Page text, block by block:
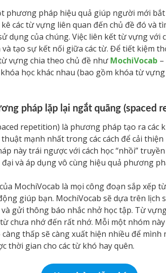
phương pháp hiệu quả giúp người mới
các từ vựng liên quan đến chủ đề đó và
dụng của chúng. Việc liên kết từ vựng với
tạo sự kết nối giữa các từ. Để tiết kiệm
vựng chia theo chủ đề như MochiVocab
học khác nhau (bao gồm khóa từ
pháp lặp lại ngắt quãng (spaced
repetition) là phương pháp tạo ra các
mạnh nhất trong các cách để cải
này trái ngược với cách học “nhồi”
đại và áp dụng vô cùng hiệu quả phương
MochiVocab là mọi công đoạn sắp xếp
giúp bạn. MochiVocab sẽ dựa trên lịch
gửi thông báo nhắc nhở học tập. Từ
chưa nhớ đến rất nhớ. Mỗi một nhóm
thấp sẽ càng xuất hiện nhiều để
thời gian cho các từ khó hay quên.